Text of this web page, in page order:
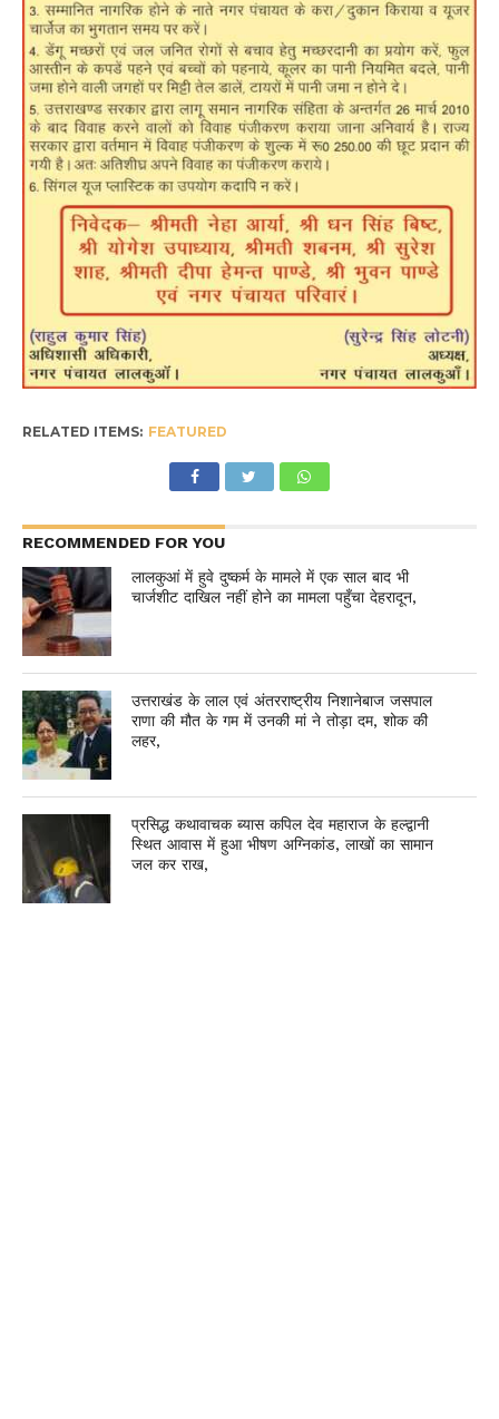
RELATED ITEMS: FEATURED
RECOMMENDED FOR YOU
लालकुआं में हुवे दुष्कर्म के मामले में एक साल बाद भी
चार्जशीट दाखिल नहीं होने का मामला पहुँचा देहरादून,
उत्तराखंड के लाल एवं अंतरराष्ट्रीय निशानेबाज जसपाल
राणा की मौत के गम में उनकी मां ने तोड़ा दम, शोक की
लहर,
प्रसिद्ध कथावाचक ब्यास कपिल देव महाराज के हल्द्वानी
स्थित आवास में हुआ भीषण अग्निकांड, लाखों का सामान
जल कर राख,